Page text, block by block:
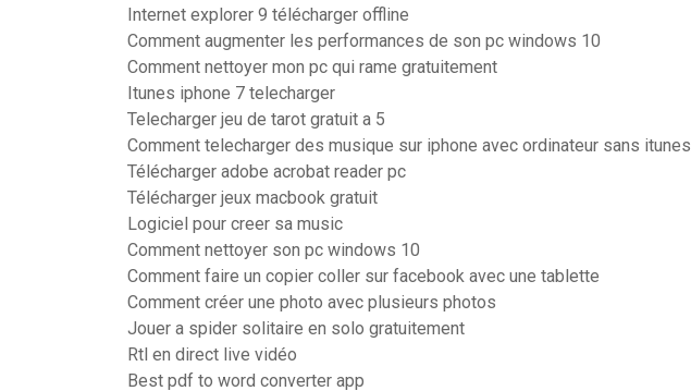
Internet explorer 9 télécharger offline
Comment augmenter les performances de son pc windows 10
Comment nettoyer mon pc qui rame gratuitement
Itunes iphone 7 telecharger
Telecharger jeu de tarot gratuit a 5
Comment telecharger des musique sur iphone avec ordinateur sans itunes
Télécharger adobe acrobat reader pc
Télécharger jeux macbook gratuit
Logiciel pour creer sa music
Comment nettoyer son pc windows 10
Comment faire un copier coller sur facebook avec une tablette
Comment créer une photo avec plusieurs photos
Jouer a spider solitaire en solo gratuitement
Rtl en direct live vidéo
Best pdf to word converter app